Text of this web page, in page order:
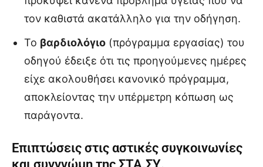
τον καθιστά ακατάλληλο για την οδήγηση.
Το βαρδιολόγιο (πρόγραμμα εργασίας) του
οδηγού έδειξε ότι τις προηγούμενες ημέρες
είχε ακολουθήσει κανονικό πρόγραμμα,
αποκλείοντας την υπέρμετρη κόπωση ως
παράγοντα.
Επιπτώσεις στις αστικές συγκοινωνίες